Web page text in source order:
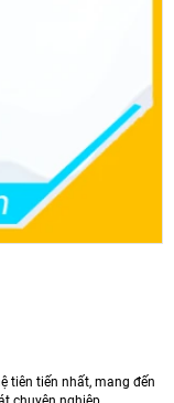
tiên tiến nhất, mang đến